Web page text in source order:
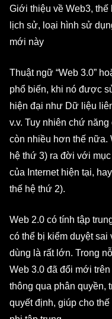
Giới thiệu về Web3,
lịch sử, loại hình sử
mới này
Thuật ngữ “Web 3.0”
phổ biến, khi nó được
hiện đại như Dữ liệu
v.v. Tuy nhiên chứ
còn nhiều hơn thế nữa.
hệ thứ 3) ra đời với
của Internet hiện tại,
thế hệ thứ 2).
Web 2.0 có tính tập
có thể bị kiểm duyệt
dùng là rất lớn. Trong
Web 3.0 đã đổi mới
thông qua phân quyền,
quyết định, giúp cho